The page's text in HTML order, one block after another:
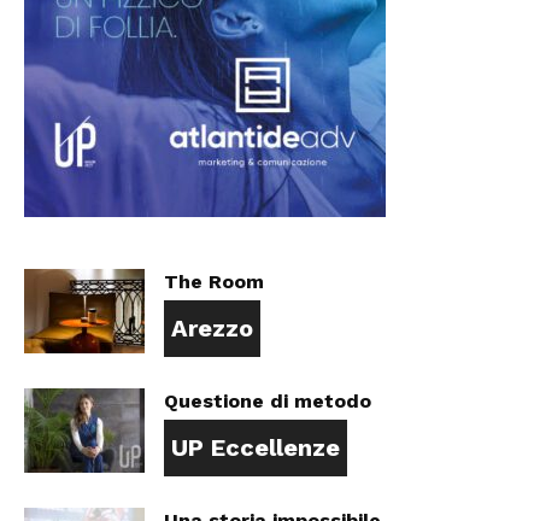
The Room
Arezzo
Questione di metodo
UP Eccellenze